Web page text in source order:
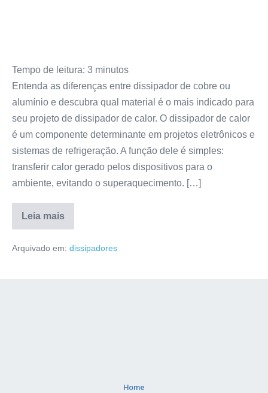
Tempo de leitura: 3 minutos
Entenda as diferenças entre dissipador de cobre ou
alumínio e descubra qual material é o mais indicado para
seu projeto de dissipador de calor. O dissipador de calor
é um componente determinante em projetos eletrônicos e
sistemas de refrigeração. A função dele é simples:
transferir calor gerado pelos dispositivos para o
ambiente, evitando o superaquecimento. […]
Leia mais
Arquivado em: dissipadores
Home